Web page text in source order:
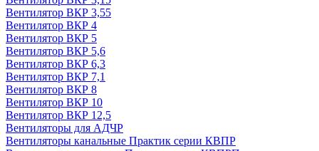
Вентилятор ВКР 3,55
Вентилятор ВКР 4
Вентилятор ВКР 5
Вентилятор ВКР 5,6
Вентилятор ВКР 6,3
Вентилятор ВКР 7,1
Вентилятор ВКР 8
Вентилятор ВКР 10
Вентилятор ВКР 12,5
Вентиляторы для АДЧР
Вентиляторы канальные Практик серии КВПР